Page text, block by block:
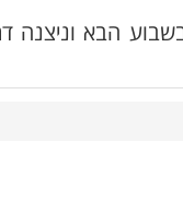
הבא וניצנה